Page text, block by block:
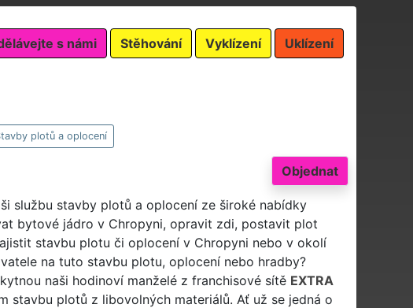
s námi Stěhování Vyklízení Uklízení
plotů a oplocení
Objednat
službu stavby plotů a oplocení ze široké nabídky
bytové jádro v Chropyni, opravit zdi, postavit plot
stavbu plotu či oplocení v Chropyni nebo v okolí
na tuto stavbu plotu, oplocení nebo hradby?
naši hodinoví manželé z franchisové sítě EXTRA
stavbu plotů z libovolných materiálů. Ať už se jedná o